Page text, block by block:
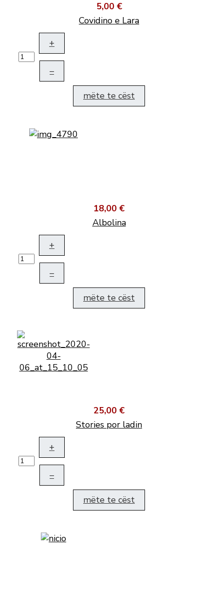
5,00 €
Covidino e Lara
+
–
mëte te cëst
18,00 €
Albolina
+
–
mëte te cëst
25,00 €
Stories por ladin
+
–
mëte te cëst